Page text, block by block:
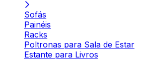
Sofás
Painéis
Racks
Poltronas para Sala de Estar
Estante para Livros